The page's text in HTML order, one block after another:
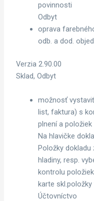
povinnosti
Odbyt
oprava
odb. a dod.
Verzia 2.90.00
Sklad, Odbyt
možnosť
list, faktura) s
plnení a
Na hlavičke
Položky
hladiny, resp.
kontrolu
karte skl.položky
Účtovníctvo